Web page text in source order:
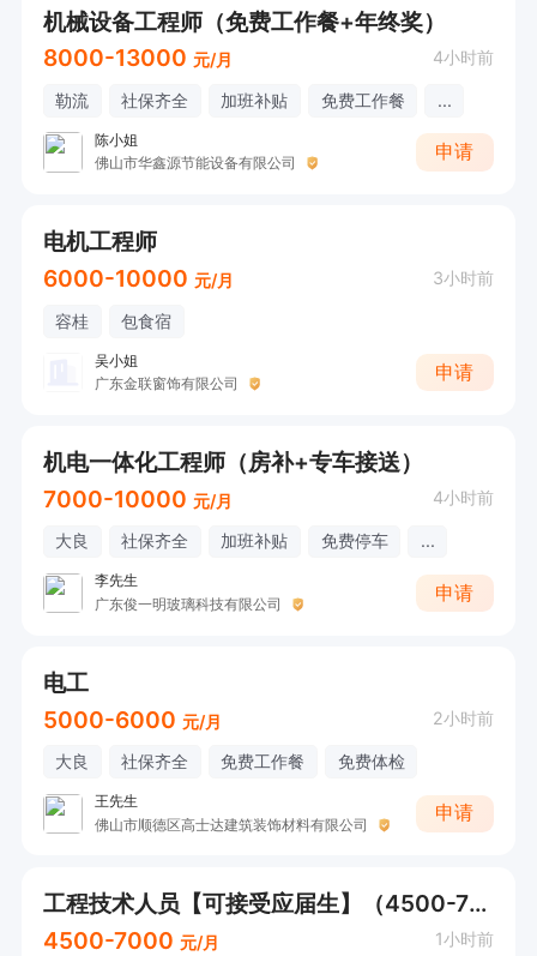
机械设备工程师（免费工作餐+年终奖）
8000-13000 元/月 4小时前
勒流 社保齐全 加班补贴 免费工作餐 ...
陈小姐
佛山市华鑫源节能设备有限公司
申请
电机工程师
6000-10000 元/月 3小时前
容桂 包食宿
吴小姐
广东金联窗饰有限公司
申请
机电一体化工程师（房补+专车接送）
7000-10000 元/月 4小时前
大良 社保齐全 加班补贴 免费停车 ...
李先生
广东俊一明玻璃科技有限公司
申请
电工
5000-6000 元/月 2小时前
大良 社保齐全 免费工作餐 免费体检
王先生
佛山市顺德区高士达建筑装饰材料有限公司
申请
工程技术人员【可接受应届生】（4500-7000元+社保+节日慰问）
4500-7000 元/月 1小时前